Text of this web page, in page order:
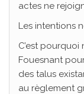
actes ne
Les intentions
C’est
Fouesnant
des talus
au règlement